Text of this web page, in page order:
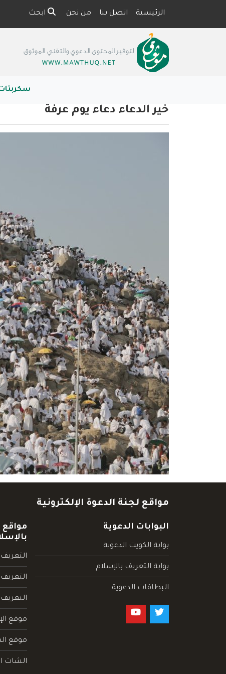
الرئيسية اتصل بنا من نحن ابحث
خير الدعاء دعاء يوم عرفة
مواقع لجنة الدعوة الإلكترونية
البوابات الدعوية
بوابة الكويت الدعوية
بوابة التعريف بالإسلام
البطاقات الدعوية
مواقع
موقع
موقع
الشات